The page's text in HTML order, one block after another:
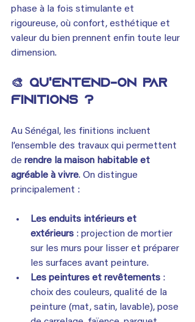
phase à la fois stimulante et
rigoureuse, où confort, esthétique et
valeur du bien prennent enfin toute leur
dimension.
🎨 Qu'entend-on par
finitions ?
Au Sénégal, les finitions incluent
l’ensemble des travaux qui permettent
de rendre la maison habitable et
agréable à vivre. On distingue
principalement :
Les enduits intérieurs et
extérieurs : projection de mortier
sur les murs pour lisser et préparer
les surfaces avant peinture.
Les peintures et revêtements :
choix des couleurs, qualité de la
peinture (mat, satin, lavable), pose